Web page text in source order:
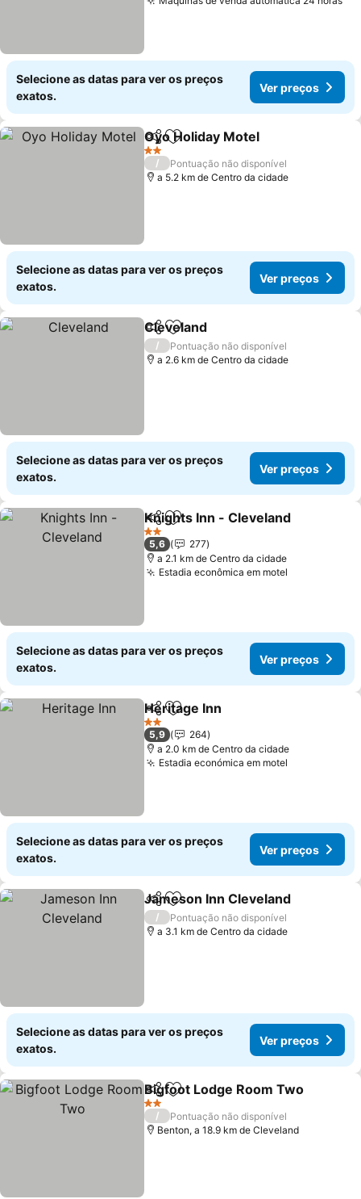
Selecione as datas para ver os preços
exatos.
Ver preços
PartilharAdicionar aos favoritos
Oyo Holiday Motel
2 Estrelas
/
Pontuação não disponível
a 5.2 km de Centro da cidade
Selecione as datas para ver os preços
exatos.
Ver preços
PartilharAdicionar aos favoritos
Cleveland
/
Pontuação não disponível
a 2.6 km de Centro da cidade
Selecione as datas para ver os preços
exatos.
Ver preços
PartilharAdicionar aos favoritos
Knights Inn - Cleveland
2 Estrelas
5,6
277
a 2.1 km de Centro da cidade
Estadia econômica em motel
Selecione as datas para ver os preços
exatos.
Ver preços
PartilharAdicionar aos favoritos
Heritage Inn
2 Estrelas
5,9
264
a 2.0 km de Centro da cidade
Estadia económica em motel
Selecione as datas para ver os preços
exatos.
Ver preços
PartilharAdicionar aos favoritos
Jameson Inn Cleveland
/
Pontuação não disponível
a 3.1 km de Centro da cidade
Selecione as datas para ver os preços
exatos.
Ver preços
PartilharAdicionar aos favoritos
Bigfoot Lodge Room Two
2 Estrelas
/
Pontuação não disponível
Benton, a 18.9 km de Cleveland